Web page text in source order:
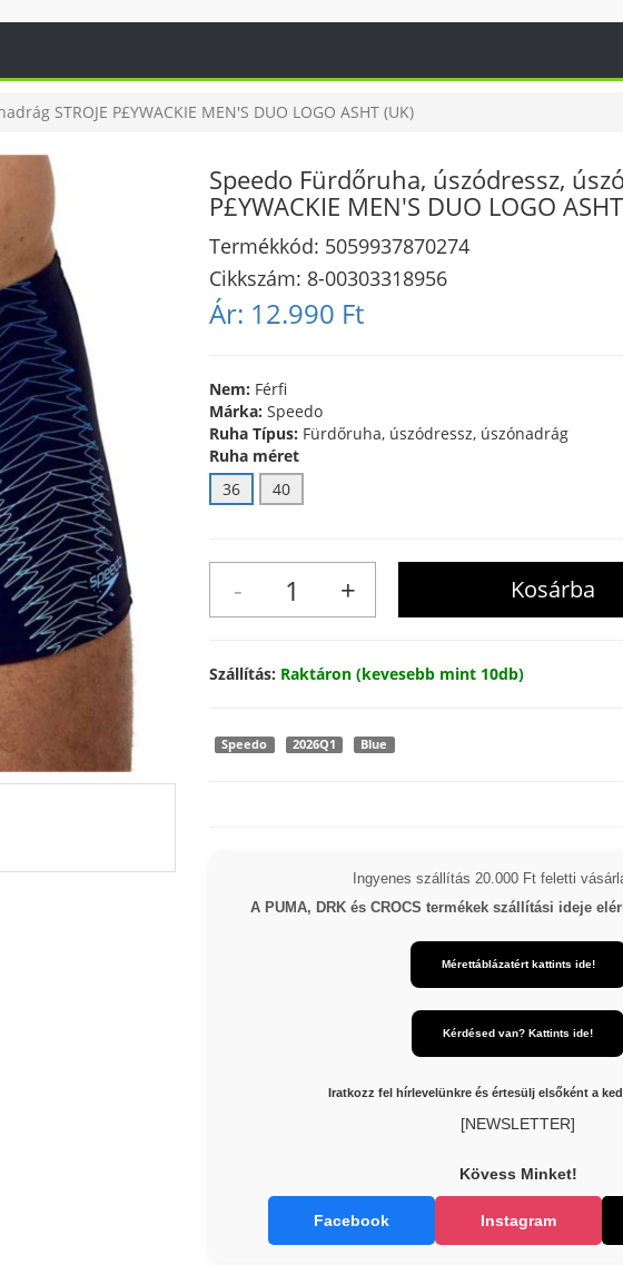
STROJE P£YWACKIE MEN'S DUO LOGO ASHT (UK)
Speedo Fürdőruha, úszódressz,
P£YWACKIE MEN'S DUO LOGO
Termékkód: 5059937870274
Cikkszám: 8-00303318956
Ár: 12.990 Ft
Nem: Férfi
Márka: Speedo
Ruha Típus: Fürdőruha, úszódressz, úszónadrág
Ruha méret
36
40
Szállítás: Raktáron (kevesebb mint 10db)
Speedo 2026Q1 Blue
Ingyenes szállítás 20.000 Ft feletti
A PUMA, DRK és CROCS termékek szállítási ideje
Mérettáblázatért kattints ide!
Kérdésed van? Kattints ide!
Iratkozz fel hírlevelünkre és értesülj elsőként a
[NEWSLETTER]
Kövess Minket!
Facebook Instagram